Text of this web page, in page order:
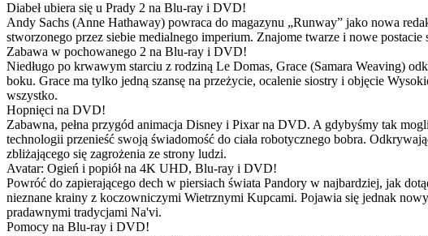
Diabeł ubiera się u Prady 2 na Blu-ray i DVD!
Andy Sachs (Anne Hathaway) powraca do magazynu „Runway” jako nowa
stworzonego przez siebie medialnego imperium. Znajome twarze i nowe
Zabawa w pochowanego 2 na Blu-ray i DVD!
Niedługo po krwawym starciu z rodziną Le Domas, Grace (Samara Weaving)
boku. Grace ma tylko jedną szansę na przeżycie, ocalenie siostry i objęcie
wszystko.
Hopnięci na DVD!
Zabawna, pełna przygód animacja Disney i Pixar na DVD. A gdybyśmy tak
technologii przenieść swoją świadomość do ciała robotycznego bobra.
zbliżającego się zagrożenia ze strony ludzi.
Avatar: Ogień i popiół na 4K UHD, Blu-ray i DVD!
Powróć do zapierającego dech w piersiach świata Pandory w najbardziej, jak
nieznane krainy z koczowniczymi Wietrznymi Kupcami. Pojawia się jednak
pradawnymi tradycjami Na'vi.
Pomocy na Blu-ray i DVD!